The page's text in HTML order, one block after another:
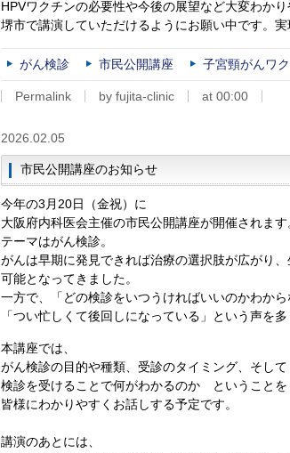
HPVワクチンの必要性や今後の展望など大変わか
堺市で講演していただけるようにお願い中です。実
がん検診 市民公開講座 子宮頸がんワ
Permalink by fujita-clinic at 00:00
2026.02.05
市民公開講座のお知らせ
今年の3月20日（金祝）に
大阪府内科医会主催の市民公開講座が開催されます
テーマはがん検診。
がんは早期に発見できれば治療の選択肢が広がり
可能となってきました。
一方で、「どの検診をいつうければいいのかわから
「つい忙しくて後回しになっている」という声を多
本講座では、
がん検診の目的や種類、受診のタイミング、そして
検診を受けることで何がわかるのか ということを
皆様にわかりやすくお話しする予定です。
講演のあとには、